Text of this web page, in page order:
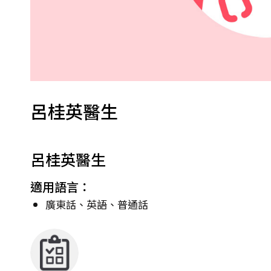
呂桂英醫生
呂桂英醫生
適用語言：
廣東話、英語、普通話